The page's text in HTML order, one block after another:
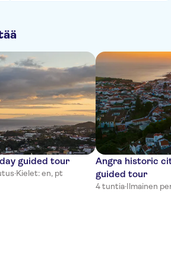
guided tour
·Kielet: en, pt
Angra historic
guided tour
4 tuntia·Ilmainen